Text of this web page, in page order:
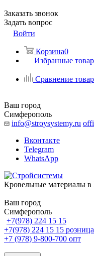
Заказать звонок
Задать вопрос
Войти
Корзина0
Избранные
Сравнение
Ваш город
Симферополь
info@stroysystemy.ru
Вконтакте
Telegram
WhatsApp
Кровельные материалы
Ваш город
Симферополь
+7(978) 224 15 15
+7(978) 224 15 15 розница
+7 (978) 9-800-700 опт